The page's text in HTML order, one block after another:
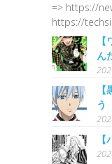
=> https://
https://
ん
う